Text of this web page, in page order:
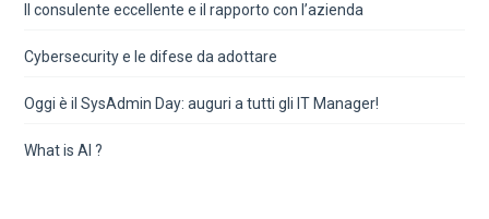
Il consulente eccellente e il rapporto con l’azienda
Cybersecurity e le difese da adottare
Oggi è il SysAdmin Day: auguri a tutti gli IT Manager!
What is AI ?